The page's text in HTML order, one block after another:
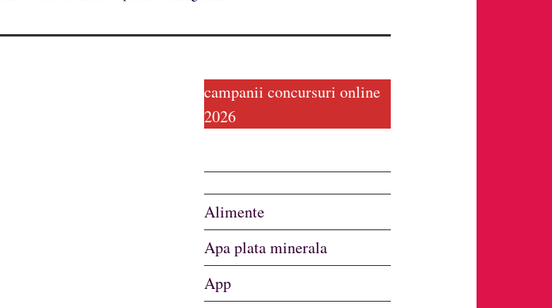
campanii concursuri online
2026
Alimente
Apa plata minerala
App